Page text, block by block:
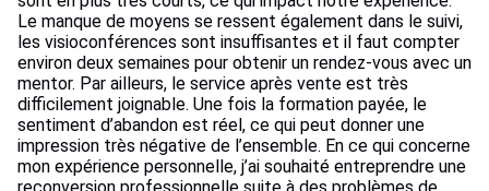
Le manque de moyens se ressent également dans le suivi,
les visioconférences sont insuffisantes et il faut compter
environ deux semaines pour obtenir un rendez-vous avec un
mentor. Par ailleurs, le service après vente est très
difficilement joignable. Une fois la formation payée, le
sentiment d’abandon est réel, ce qui peut donner une
impression très négative de l’ensemble. En ce qui concerne
mon expérience personnelle, j’ai souhaité entreprendre une